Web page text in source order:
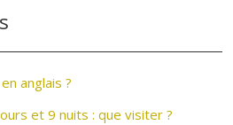
anglais ?
et 9 nuits : que visiter ?